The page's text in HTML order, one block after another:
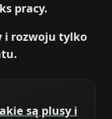
pracy.
i rozwoju tylko
są plusy i